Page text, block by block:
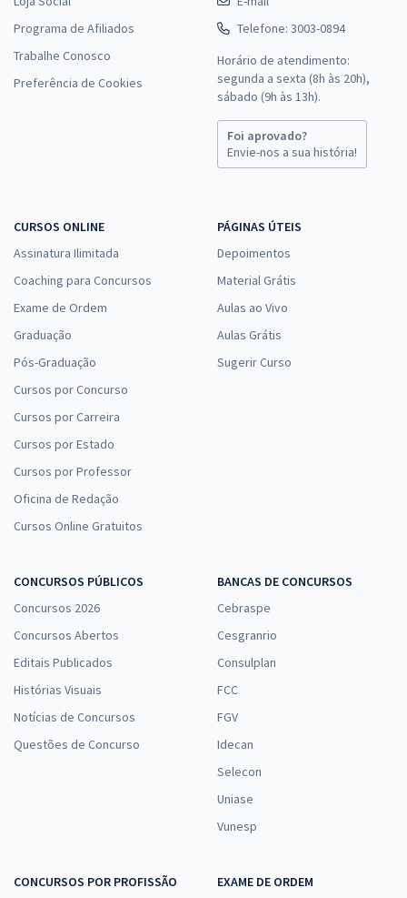
Programa de Afiliados
Trabalhe Conosco
Preferência de Cookies
Telefone: 3003-0894
Horário de atendimento:
segunda a sexta (8h às 20h),
sábado (9h às 13h).
Foi aprovado?
Envie-nos a sua história!
CURSOS ONLINE
Assinatura Ilimitada
Coaching para Concursos
Exame de Ordem
Graduação
Pós-Graduação
Cursos por Concurso
Cursos por Carreira
Cursos por Estado
Cursos por Professor
Oficina de Redação
Cursos Online Gratuitos
PÁGINAS ÚTEIS
Depoimentos
Material Grátis
Aulas ao Vivo
Aulas Grátis
Sugerir Curso
CONCURSOS PÚBLICOS
Concursos 2026
Concursos Abertos
Editais Publicados
Histórias Visuais
Notícias de Concursos
Questões de Concurso
BANCAS DE CONCURSOS
Cebraspe
Cesgranrio
Consulplan
FCC
FGV
Idecan
Selecon
Uniase
Vunesp
CONCURSOS POR PROFISSÃO
EXAME DE ORDEM